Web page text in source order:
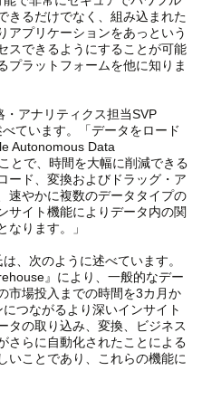
きるだけでなく、組み込まれた
アプリケーションをあっという
スできるようにすることが可能
プラットフォームを他に知りま
・アナリティクス担当SVP
ています。「データをロード
Autonomous Data
とで、時間を大幅に削減できる
ード、変換およびドラッグ・ア
速やかに複数のデータタイプの
サイト機能によりデータ内の関
ります。」
、次のように述べています。
』により、一般的なデー
市場投入までの時間を3カ月か
つながるより深いインサイト
タの取り込み、変換、ビジネス
さらに自動化されたことによる
いことであり、これらの機能に